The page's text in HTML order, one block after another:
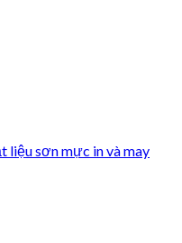
sơn mực in và may